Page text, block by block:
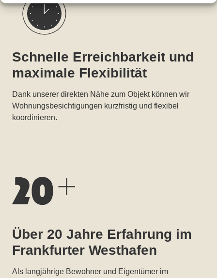
Schnelle Erreichbarkeit und
maximale Flexibilität
Dank unserer direkten Nähe zum Objekt können wir
Wohnungsbesichtigungen kurzfristig und flexibel
koordinieren.
Über 20 Jahre Erfahrung im
Frankfurter Westhafen
Als langjährige Bewohner und Eigentümer im